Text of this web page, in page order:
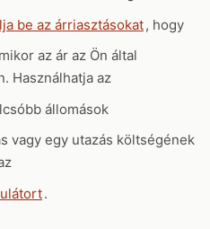
be az árriasztásokat, hogy
az ár az Ön által
Használhatja az
állomások
vagy egy utazás költségének
.